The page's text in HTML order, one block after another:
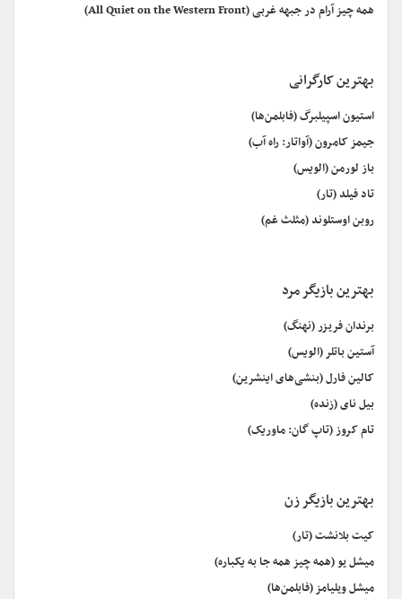
همه چیز آرام در جبهه غربی (All Quiet on the Western Front)
بهترین کارگرانی
استیون اسپیلبرگ (فابلمن‌ها)
جیمز کامرون (آواتار: راه آب)
باز لورمن (الویس)
تاد فیلد (تار)
روبن اوستلوند (مثلث غم)
بهترین بازیگر مرد
برندان فریزر (نهنگ)
آستین باتلر (الویس)
کالین فارل (بنشی‌های اینشرین)
بیل نای (زنده)
تام کروز (تاپ گان: ماوریک)
بهترین بازیگر زن
کیت بلانشت (تار)
میشل یو (همه چیز همه جا به یکباره)
میشل ویلیامز (فابلمن‌ها)